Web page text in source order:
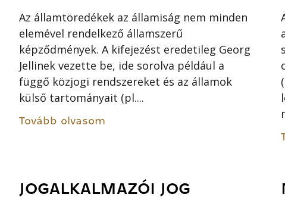
Az államtöredékek az államiság nem minden
elemével rendelkező államszerű
képződmények. A kifejezést eredetileg Georg
Jellinek vezette be, ide sorolva például a
függő közjogi rendszereket és az államok
külső tartományait (pl....
Tovább olvasom
JOGALKALMAZÓI JOG